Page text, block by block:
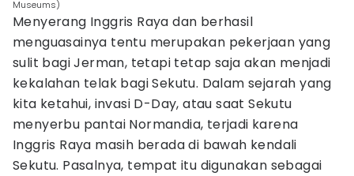
Museums)
Menyerang Inggris Raya dan berhasil
menguasainya tentu merupakan pekerjaan yang
sulit bagi Jerman, tetapi tetap saja akan menjadi
kekalahan telak bagi Sekutu. Dalam sejarah yang
kita ketahui, invasi D-Day, atau saat Sekutu
menyerbu pantai Normandia, terjadi karena
Inggris Raya masih berada di bawah kendali
Sekutu. Pasalnya, tempat itu digunakan sebagai